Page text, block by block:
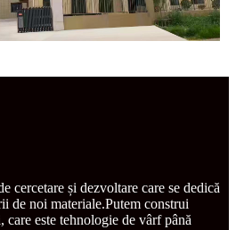
cercetare și dezvoltare care se dedică
de noi materiale.Putem construi
este tehnologie de vârf până